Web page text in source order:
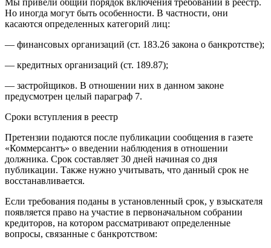
Но иногда могут быть особенности. В частности, они
касаются определенных категорий лиц:
— финансовых организаций (ст. 183.26 закона о банкротстве);
— кредитных организаций (ст. 189.87);
— застройщиков. В отношении них в данном законе
предусмотрен целый параграф 7.
Сроки вступления в реестр
Претензии подаются после публикации сообщения в газете
«Коммерсантъ» о введении наблюдения в отношении
должника. Срок составляет 30 дней начиная со дня
публикации. Также нужно учитывать, что данный срок не
восстанавливается.
Если требования поданы в установленный срок, у взыскателя
появляется право на участие в первоначальном собрании
кредиторов, на котором рассматривают определенные
вопросы, связанные с банкротством: